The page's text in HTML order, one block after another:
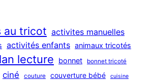
au tricot activites manuelles
activités enfants animaux tricotés
lecture bonnet bonnet tricoté
ciné couture couverture bébé cuisine